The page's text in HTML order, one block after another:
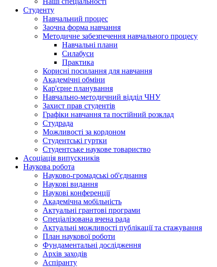
Студенту
Навчальний процес
Заочна форма навчання
Методичне забезпечення навчального процесу
Навчальні плани
Силабуси
Практика
Корисні посилання для навчання
Академічні обміни
Кар'єрне планування
Навчально-методичний відділ ЧНУ
Захист прав студентів
Графіки навчання та постійний розклад
Студрада
Можливості за кордоном
Студентські гуртки
Студентське наукове товариство
Асоціація випускників
Наукова робота
Науково-громадські об'єднання
Наукові видання
Наукові конференції
Академічна мобільність
Актуальні грантові програми
Спеціалізована вчена рада
Актуальні можливості публікації та стажування
План наукової роботи
Фундаментальні дослідження
Архів заходів
Аспіранту